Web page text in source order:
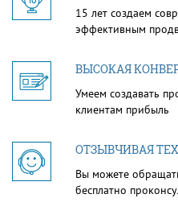
15 лет создаем
эффективным
ВЫСОКАЯ
Умеем создавать
клиентам прибыль
ОТЗЫВЧИВАЯ
Вы можете
бесплатно